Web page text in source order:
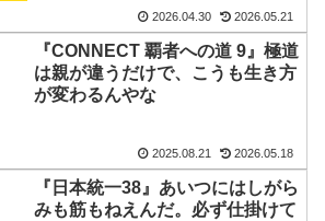
2026.04.30 2026.05.21
『CONNECT 覇者への道 9』極道
は親が違うだけで、こうも生き方
が変わるんやな
2025.08.21 2026.05.18
『日本統一38』あいつにはしがら
みも筋もねえんだ。必ず仕掛けて